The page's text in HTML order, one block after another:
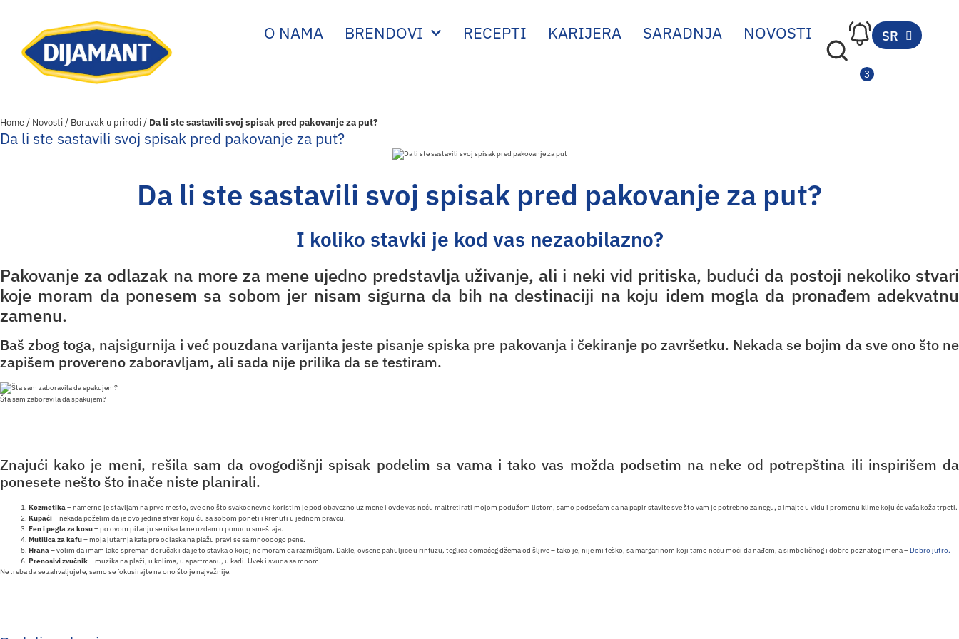
O NAMA BRENDOVI RECEPTI KARIJERA SARADNJA NOVOSTI SR
EN
Home/ Novosti/ Boravak u prirodi/ Da li ste sastavili svoj spisak pred pakovanje za put?
Da li ste sastavili svoj spisak pred pakovanje za put?
Da li ste sastavili svoj spisak pred pakovanje za put?
I koliko stavki je kod vas nezaobilazno?
Pakovanje za odlazak na more za mene ujedno predstavlja uživanje, ali i neki vid pritiska, budući da postoji nekoliko stvari
koje moram da ponesem sa sobom jer nisam sigurna da bih na destinaciji na koju idem mogla da pronađem adekvatnu
zamenu.
Baš zbog toga, najsigurnija i već pouzdana varijanta jeste pisanje spiska pre pakovanja i čekiranje po završetku. Nekada se bojim da sve ono što ne
zapišem provereno zaboravljam, ali sada nije prilika da se testiram.
Šta sam zaboravila da spakujem?
Znajući kako je meni, rešila sam da ovogodišnji spisak podelim sa vama i tako vas možda podsetim na neke od potrepština ili inspirišem da
ponesete nešto što inače niste planirali.
Kozmetika– namerno je stavljam na prvo mesto, sve ono što svakodnevno koristim je pod obavezno uz mene i ovde vas neću maltretirati mojom podužom listom, samo podsećam da na papir stavite sve što vam je potrebno za negu, a imajte u vidu i promenu klime koju će vaša koža trpeti.
Kupaći– nekada poželim da je ovo jedina stvar koju ću sa sobom poneti i krenuti u jednom pravcu.
Fen i pegla za kosu– po ovom pitanju se nikada ne uzdam u ponudu smeštaja.
Mutilica za kafu– moja jutarnja kafa pre odlaska na plažu pravi se sa mnoooogo pene.
Hrana– volim da imam lako spreman doručak i da je to stavka o kojoj ne moram da razmišljam. Dakle, ovsene pahuljice u rinfuzu, teglica domaćeg džema od šljive – tako je, nije mi teško, sa margarinom koji tamo neću moći da nađem, a simboličnog i dobro poznatog imena – Dobro jutro.
Prenosivi zvučnik– muzika na plaži, u kolima, u apartmanu, u kadi. Uvek i svuda sa mnom.
Ne treba da se zahvaljujete, samo se fokusirajte na ono što je najvažnije.